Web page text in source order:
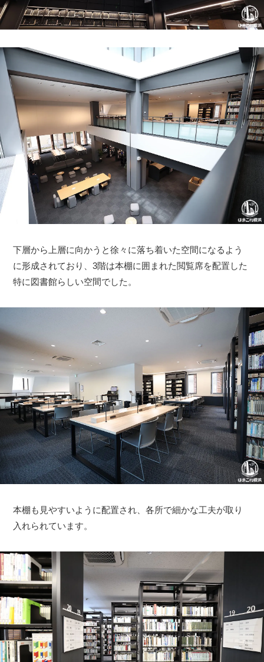
下層から上層に向かうと徐々に落ち着いた空間になるよう
に形成されており、3階は本棚に囲まれた閲覧席を配置した
特に図書館らしい空間でした。
本棚も見やすいように配置され、各所で細かな工夫が取り
入れられています。